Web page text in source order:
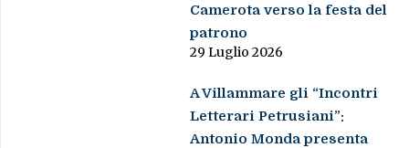
Camerota verso la festa del
patrono
29 Luglio 2026
A Villammare gli “Incontri
Letterari Petrusiani”:
Antonio Monda presenta